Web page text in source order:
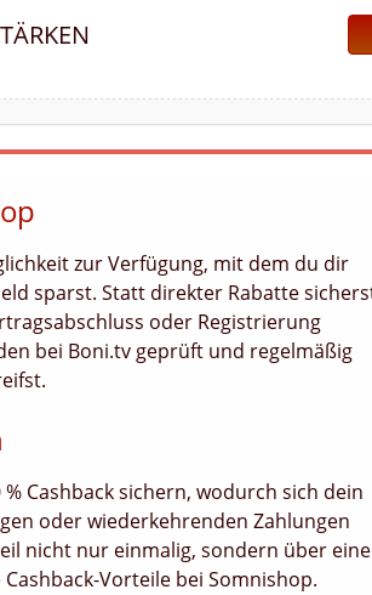
zur Verfügung, mit dem du dir
sparst. Statt direkter Rabatte
oder Registrierung
bei Boni.tv geprüft und regelmäßig
Cashback sichern, wodurch sich dein
oder wiederkehrenden Zahlungen
nicht nur einmalig, sondern über
Vorteile bei Somnishop.